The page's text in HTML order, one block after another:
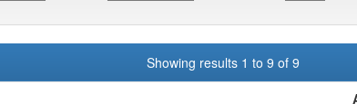
Showing results 1 to 9 of 9